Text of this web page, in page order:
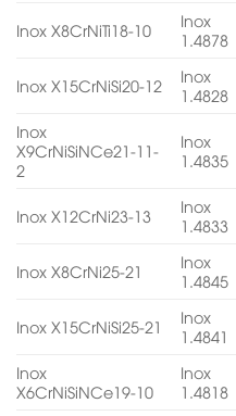
Inox X8CrNiTi18-10
Inox
1.4878
Inox X15CrNiSi20-12
Inox
1.4828
Inox
X9CrNiSiNCe21-11-
2
Inox
1.4835
Inox X12CrNi23-13
Inox
1.4833
Inox X8CrNi25-21
Inox
1.4845
Inox X15CrNiSi25-21
Inox
1.4841
Inox
X6CrNiSiNCe19-10
Inox
1.4818